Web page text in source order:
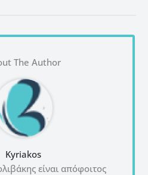
The Author
Kyriakos
είναι απόφοιτος